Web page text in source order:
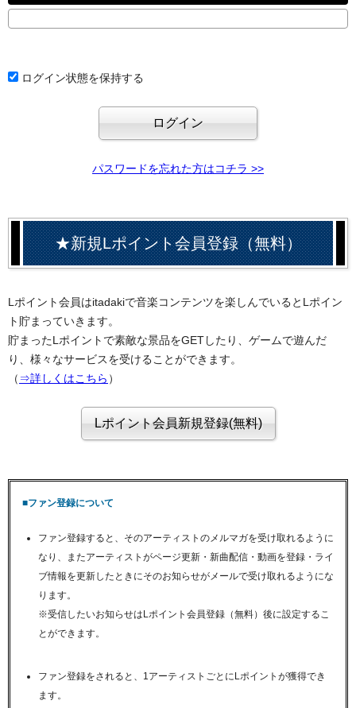
ログイン状態を保持する
パスワードを忘れた方はコチラ >>
★新規Lポイント会員登録（無料）
Lポイント会員はitadakiで音楽コンテンツを楽しんでいるとLポイン
ト貯まっていきます。
貯まったLポイントで素敵な景品をGETしたり、ゲームで遊んだ
り、様々なサービスを受けることができます。
（ ⇒詳しくはこちら ）
■ファン登録について
ファン登録すると、そのアーティストのメルマガを受け取れるように
なり、またアーティストがページ更新・新曲配信・動画を登録・ライ
ブ情報を更新したときにそのお知らせがメールで受け取れるようにな
ります。
※受信したいお知らせはLポイント会員登録（無料）後に設定するこ
とができます。
ファン登録をされると、1アーティストごとにLポイントが獲得でき
ます。